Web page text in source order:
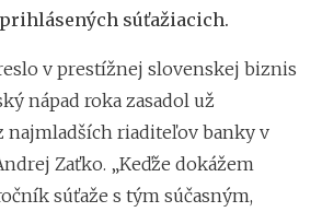
súťažiacich.
v prestížnej slovenskej biznis
nápad roka zasadol už
najmladších riaditeľov banky v
Zaťko. „Keďže dokážem
súťaže s tým súčasným,